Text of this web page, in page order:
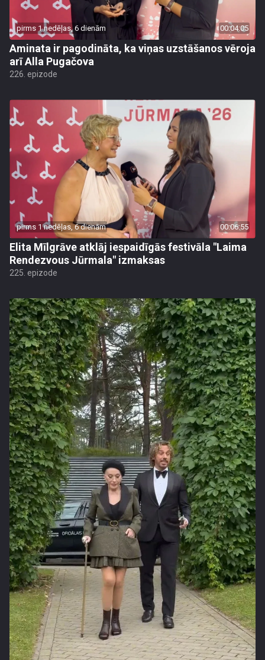
pirms 1 nedēļas, 6 dienām 00:04:05
Aminata ir pagodināta, ka viņas uzstāšanos vēroja
arī Alla Pugačova
226. epizode
pirms 1 nedēļas, 6 dienām 00:06:55
Elita Mīlgrāve atklāj iespaidīgās festivāla "Laima
Rendezvous Jūrmala" izmaksas
225. epizode